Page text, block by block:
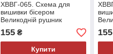
ХВВГ-065. Схема для
вишивки бісером
Великодній рушник
155₴
Купити
155